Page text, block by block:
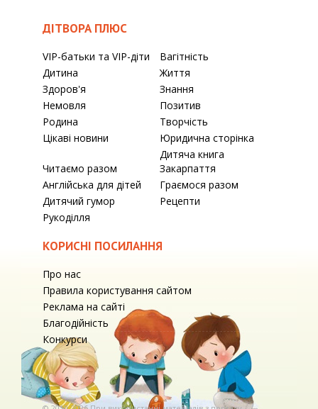
ДІТВОРА ПЛЮС
VIP-батьки та VIP-діти
Вагітність
Дитина
Життя
Здоров'я
Знання
Немовля
Позитив
Родина
Творчість
Цікаві новини
Юридична сторінка
Читаємо разом
Дитяча книга
Закарпаття
Англійська для дітей
Граємося разом
Дитячий гумор
Рецепти
Рукоділля
КОРИСНІ ПОСИЛАННЯ
Про нас
Правила користування сайтом
Реклама на сайті
Благодійність
Конкурси